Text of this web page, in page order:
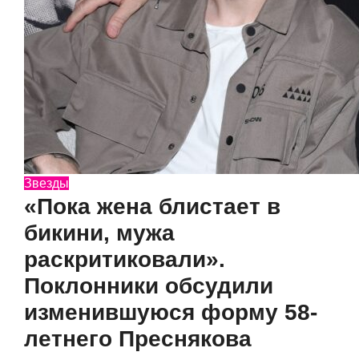
Звезды
«Пока жена блистает в
бикини, мужа
раскритиковали».
Поклонники обсудили
изменившуюся форму 58-
летнего Преснякова